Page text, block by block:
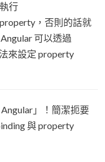
行
，否則的話就
可以透過
來設定 property
」！簡潔扼要
與 property